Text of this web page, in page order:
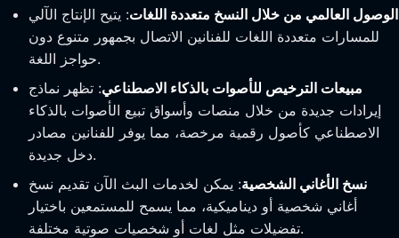
الوصول العالمي من خلال النسخ متعددة اللغات: يتيح الإنتاج الآلي
للمسارات متعددة اللغات للفنانين الاتصال بجمهور متنوع دون
حواجز اللغة.
مبيعات الترخيص للأصوات بالذكاء الاصطناعي: تظهر نماذج
إيرادات جديدة من خلال منصات وأسواق تبيع الأصوات بالذكاء
الاصطناعي كأصول رقمية مرخصة، مما يوفر للفنانين مصادر
دخل جديدة.
نسخ الأغاني الشخصية: يمكن لخدمات البث الآن تقديم نسخ
أغاني شخصية أو ديناميكية، مما يسمح للمستمعين باختيار
تفضيلات مثل لغات أو شخصيات صوتية مختلفة.